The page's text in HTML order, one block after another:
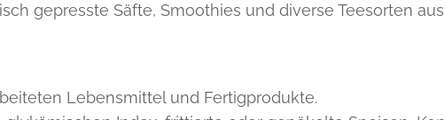
gepresste Säfte, Smoothies und diverse Teesorten
Lebensmittel und Fertigprodukte.